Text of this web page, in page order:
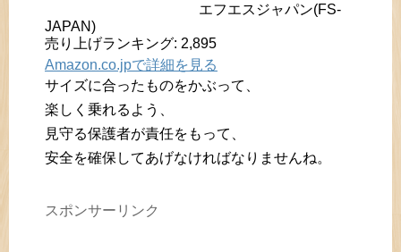
エフエスジャパン(FS-
JAPAN)
売り上げランキング: 2,895
Amazon.co.jpで詳細を見る
サイズに合ったものをかぶって、
楽しく乗れるよう、
見守る保護者が責任をもって、
安全を確保してあげなければなりませんね。
スポンサーリンク